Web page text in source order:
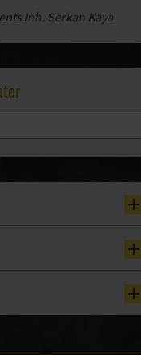
Inh. Serkan Kaya